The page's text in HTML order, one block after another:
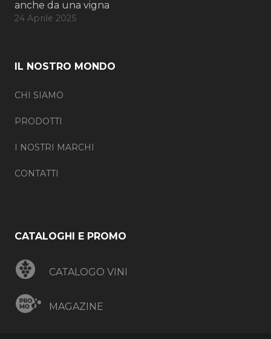
anche da una vigna
24 Aprile 2025
IL NOSTRO MONDO
CHI SIAMO
PRODOTTI
I NOSTRI MARCHI
CONTATTI
CATALOGHI E PROMO
CATALOGO VINI
MAGAZINE